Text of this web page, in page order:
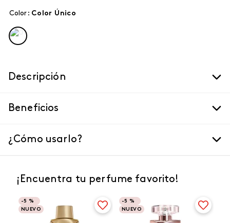
Color : color único
Descripción
Beneficios
¿Cómo usarlo?
¡Encuentra tu perfume favorito!
-5 %
NUEVO
-5 %
NUEVO